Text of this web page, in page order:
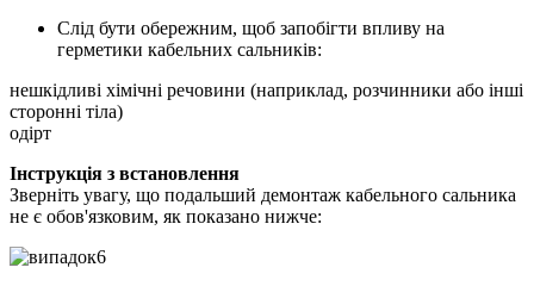
Слід бути обережним, щоб запобігти впливу на
герметики кабельних сальників:
нешкідливі хімічні речовини (наприклад, розчинники або інші
сторонні тіла)
одірт
Інструкція з встановлення
Зверніть увагу, що подальший демонтаж кабельного сальника
не є обов'язковим, як показано нижче: